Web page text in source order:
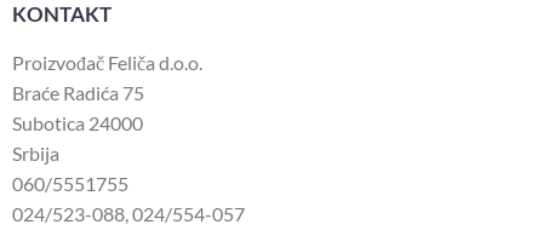
KONTAKT
Proizvođač Feliča d.o.o.
Braće Radića 75
Subotica 24000
Srbija
060/5551755
024/523-088 024/554-057